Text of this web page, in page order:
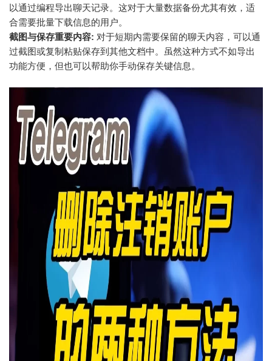
以通过编程导出聊天记录。这对于大量数据备份尤其有效，适
合需要批量下载信息的用户。
截图与保存重要内容: 对于短期内需要保留的聊天内容，可以通
过截图或复制粘贴保存到其他文档中。虽然这种方式不如导出
功能方便，但也可以帮助你手动保存关键信息。